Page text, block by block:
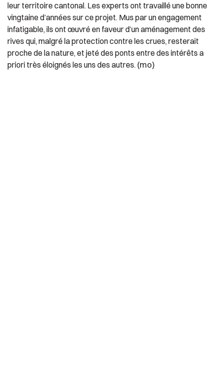
leur territoire cantonal. Les experts ont travaillé une bonne
vingtaine d’années sur ce projet. Mus par un engagement
infatigable, ils ont œuvré en faveur d’un aménagement des
rives qui, malgré la protection contre les crues, resterait
proche de la nature, et jeté des ponts entre des intérêts a
priori très éloignés les uns des autres. (mo)